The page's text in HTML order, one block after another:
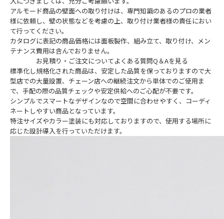
アルモード商品の壁面への取り付けは、専門知識のあるのプロの業者
様に依頼し、壁の状態などを考慮の上、取り付け業者様の責任におい
て行ってください。
カタログに表記の商品価格には面板製作、組み立て、取り付け、メン
テナンス費用は含んでおりません。
お見積り・ご注文についてよくある質問Q＆Aを見る
標準化し規格化された商品は、安定した品質を保っておりますので大
型店での大量設置、チェーン店への継続注文から単体でのご使用ま
で、手配の際の品質チェックや安定供給へのご心配が不要です。
シンプルでスマートなデザインなので空間に合わせやすく、コーディ
ネートしやすい商品となっています。
特注サイズやカラー塗装にも対応しておりますので、使用する場所に
応じた設計導入を行っていただけます。